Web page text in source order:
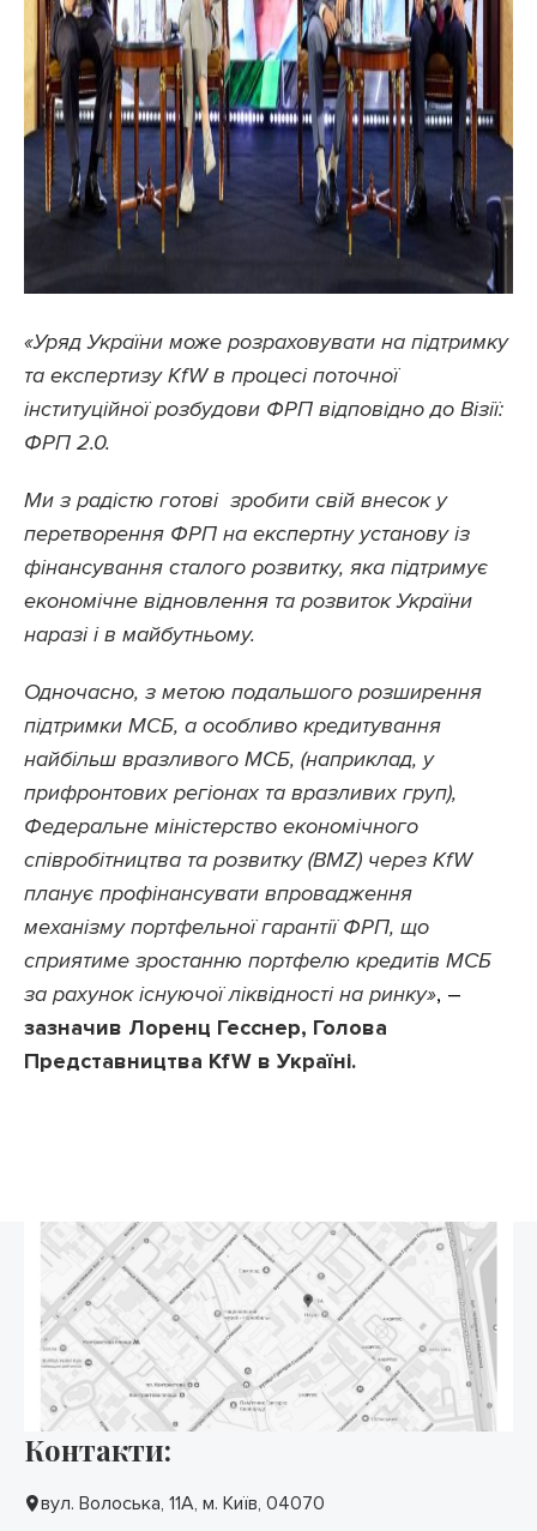
«Уряд України може розраховувати на підтримку
та експертизу KfW в процесі поточної
інституційної розбудови ФРП відповідно до Візії:
ФРП 2.0.
Ми з радістю готові зробити свій внесок у
перетворення ФРП на експертну установу із
фінансування сталого розвитку, яка підтримує
економічне відновлення та розвиток України
наразі і в майбутньому.
Одночасно, з метою подальшого розширення
підтримки МСБ, а особливо кредитування
найбільш вразливого МСБ, (наприклад, у
прифронтових регіонах та вразливих груп),
Федеральне міністерство економічного
співробітництва та розвитку (BMZ) через KfW
планує профінансувати впровадження
механізму портфельної гарантії ФРП, що
сприятиме зростанню портфелю кредитів МСБ
за рахунок існуючої ліквідності на ринку», –
зазначив Лоренц Гесснер, Голова
Представництва KfW в Україні.
Контакти:
вул. Волоська, 11А, м. Київ, 04070